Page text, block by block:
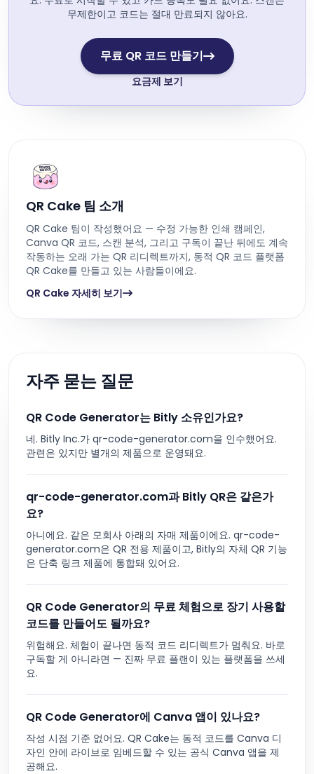
무제한이고 코드는 절대 만료되지 않아요.
무료 QR 코드 만들기
요금제 보기
QR Cake 팀 소개
QR Cake 팀이 작성했어요 — 수정 가능한 인쇄 캠페인,
Canva QR 코드, 스캔 분석, 그리고 구독이 끝난 뒤에도 계속
작동하는 오래 가는 QR 리디렉트까지, 동적 QR 코드 플랫폼
QR Cake를 만들고 있는 사람들이에요.
QR Cake 자세히 보기
자주 묻는 질문
QR Code Generator는 Bitly 소유인가요?
네. Bitly Inc.가 qr-code-generator.com을 인수했어요.
관련은 있지만 별개의 제품으로 운영돼요.
qr-code-generator.com과 Bitly QR은 같은가
요?
아니에요. 같은 모회사 아래의 자매 제품이에요. qr-code-
generator.com은 QR 전용 제품이고, Bitly의 자체 QR 기능
은 단축 링크 제품에 통합돼 있어요.
QR Code Generator의 무료 체험으로 장기 사용할
코드를 만들어도 될까요?
위험해요. 체험이 끝나면 동적 코드 리디렉트가 멈춰요. 바로
구독할 게 아니라면 — 진짜 무료 플랜이 있는 플랫폼을 쓰세
요.
QR Code Generator에 Canva 앱이 있나요?
작성 시점 기준 없어요. QR Cake는 동적 코드를 Canva 디
자인 안에 라이브로 임베드할 수 있는 공식 Canva 앱을 제
공해요.